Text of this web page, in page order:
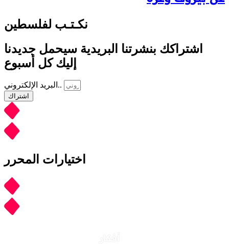
نكـتـب لفلسطين
اشتراكك بنشرتنا البريدية سيحمل جديدنا
إليك كل أسبوع
البريد الإلكتروني..
اشتراك
اختيارات المحرر